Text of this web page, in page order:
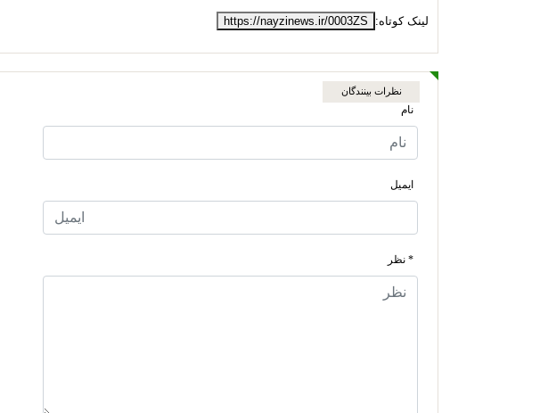
لینک کوتاه: https://nayzinews.ir/0003ZS
نظرات بینندگان
نام
ایمیل
* نظر